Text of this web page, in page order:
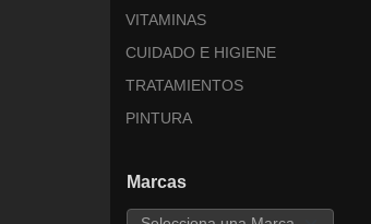
VITAMINAS
CUIDADO E HIGIENE
TRATAMIENTOS
PINTURA
Marcas